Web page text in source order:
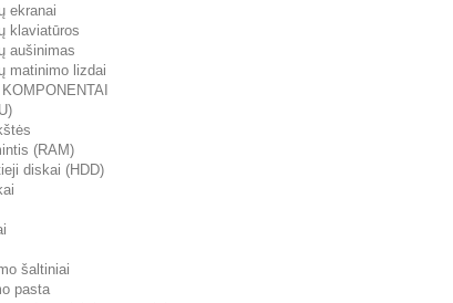
ekranai
klaviatūros
aušinimas
matinimo lizdai
(RAM)
diskai (HDD)
šaltiniai
pasta